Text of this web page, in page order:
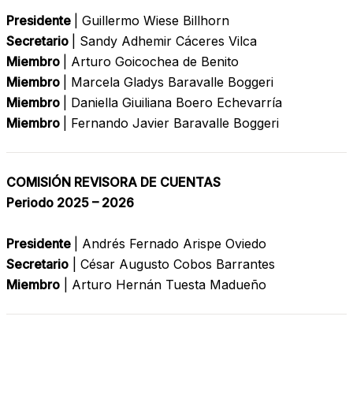
Presidente
| Guillermo Wiese Billhorn
Secretario
| Sandy Adhemir Cáceres Vilca
Miembro
| Arturo Goicochea de Benito
Miembro
| Marcela Gladys Baravalle Boggeri
Miembro
| Daniella Giuiliana Boero Echevarría
Miembro
| Fernando Javier Baravalle Boggeri
COMISIÓN REVISORA DE CUENTAS
Periodo 2025 – 2026
Presidente
| Andrés Fernado Arispe Oviedo
Secretario | César Augusto Cobos Barrantes
Miembro | Arturo Hernán Tuesta Madueño